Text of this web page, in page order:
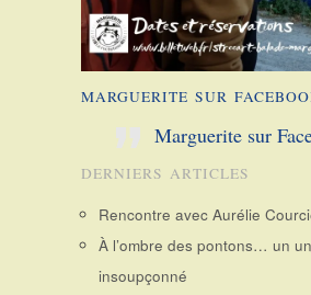
MARGUERITE SUR
Marguerite sur
DERNIERS ARTICLES
Rencontre avec Aurélie
À l’ombre des pontons… un
insoupçonné